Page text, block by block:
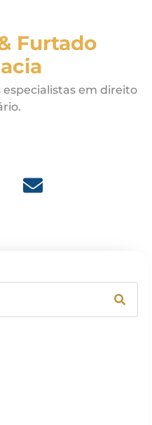
Furtado
especialistas em direito